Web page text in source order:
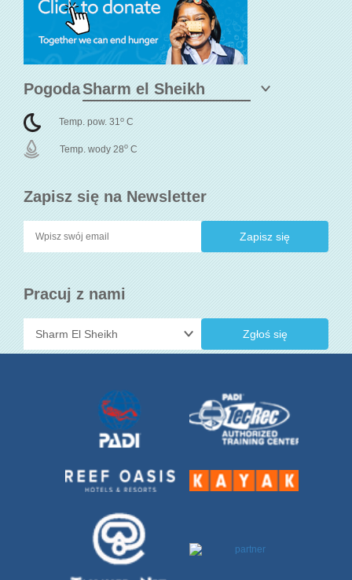
Zapisz się na Newsletter
Pracuj z nami
Zgłoś się
Pogoda
Temp. pow. 31o C
Temp. wody 28o C